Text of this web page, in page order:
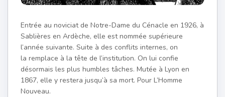
Entrée au noviciat de Notre-Dame du Cénacle en 1926, à
Sablières en Ardèche, elle est nommée supérieure
l’année suivante. Suite à des conflits internes, on
la remplace à la tête de l’institution. On lui confie
désormais les plus humbles tâches. Mutée à Lyon en
1867, elle y restera jusqu’à sa mort. Pour L’Homme
Nouveau.